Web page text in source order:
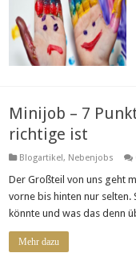
Minijob – 7
richtige ist
Blogartikel , Nebenjobs
Der Großteil von uns geht
vorne bis hinten nur selten.
könnte und was das denn
Mehr dazu